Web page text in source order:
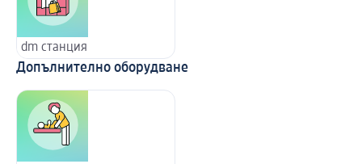
dm станция
Допълнително оборудване